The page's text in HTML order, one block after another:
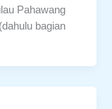
Pahawang
bagian